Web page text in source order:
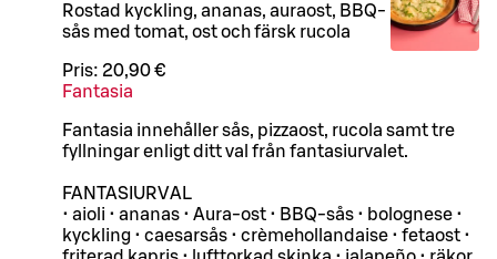
Rostad kyckling, ananas, auraost, BBQ-
sås med tomat, ost och färsk rucola
Pris: 20,90 €
Fantasia
Fantasia innehåller sås, pizzaost, rucola samt tre
fyllningar enligt ditt val från fantasiurvalet.
FANTASIURVAL
• aioli • ananas • Aura-ost • BBQ-sås • bolognese •
kyckling • caesarsås • crèmehollandaise • fetaost •